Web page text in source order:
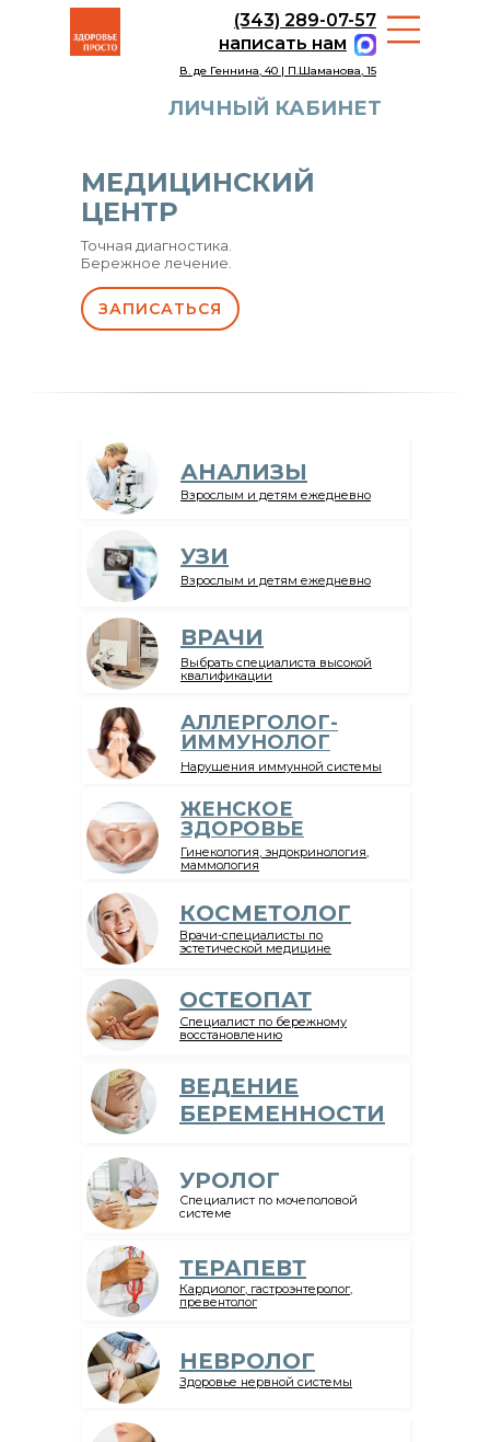
(343) 289-07-57
В. де Геннина, 40 | П.Шаманова, 15
написать нам
ЛИЧНЫЙ КАБИНЕТ
МЕДИЦИНСКИЙ
ЦЕНТР
ЗАПИСАТЬСЯ
Точная диагностика.
Бережное лечение.
АНАЛИЗЫ
Взрослым и детям ежедневно
УЗИ
ВРАЧИ
Взрослым и детям ежедневно
Выбрать специалиста высокой
квалификации
АЛЛЕРГОЛОГ-
ИММУНОЛОГ
Нарушения иммунной системы
ЖЕНСКОЕ
ЗДОРОВЬЕ
Гинекология, эндокринология,
маммология
КОСМЕТОЛОГ
Врачи-специалисты по
эстетической медицине
ВЕДЕНИЕ
БЕРЕМЕННОСТИ
ОСТЕОПАТ
Специалист по бережному
восстановлению
УРОЛОГ
Специалист по мочеполовой
системе
ТЕРАПЕВТ
Кардиолог, гастроэнтеролог,
превентолог
НЕВРОЛОГ
Здоровье нервной системы